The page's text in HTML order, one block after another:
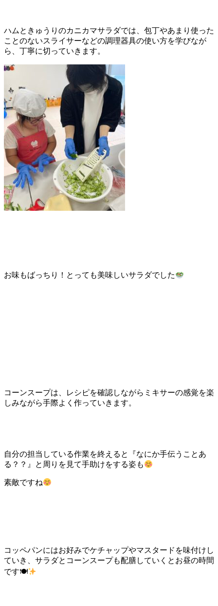
ハムときゅうりのカニカマサラダでは、包丁やあまり使った
ことのないスライサーなどの調理器具の使い方を学びなが
ら、丁寧に切っていきます。
お味もばっちり！とっても美味しいサラダでした
コーンスープは、レシピを確認しながらミキサーの感覚を楽
しみながら手際よく作っていきます。
自分の担当している作業を終えると『なにか手伝うことあ
る？？』と周りを見て手助けをする姿も
素敵ですね
コッペパンにはお好みでケチャップやマスタードを味付けし
ていき、サラダとコーンスープも配膳していくとお昼の時間
です🍽